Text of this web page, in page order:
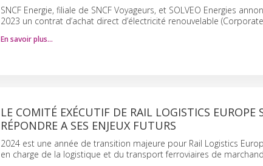
SNCF Energie, filiale de SNCF Voyageurs, et SOLVEO Energies
2023 un contrat d’achat direct d’électricité renouvelable
En savoir plus…
LE COMITÉ EXÉCUTIF DE RAIL LOGISTICS EUROPE
RÉPONDRE A SES ENJEUX FUTURS
2024 est une année de transition majeure pour Rail Logistics
en charge de la logistique et du transport ferroviaires de